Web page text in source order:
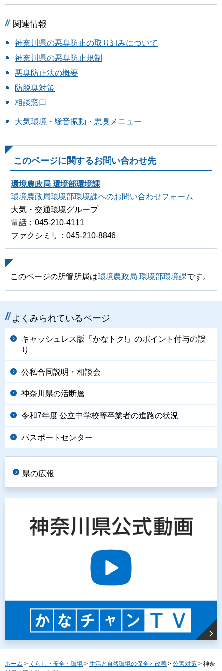
関連情報
神奈川県の悪臭防止の取り組みについて
神奈川県の悪臭防止規制
悪臭防止法の概要
防脱臭対策
相談窓口
大気環境・騒音振動・悪臭メニュー
このページに関するお問い合わせ先
環境農政局 環境部環境課
環境農政局環境部環境課へのお問い合わせフォーム
大気・交通環境グループ
電話：045-210-4111
ファクシミリ：045-210-8846
このページの所管所属は環境農政局 環境部環境課です。
よくみられているページ
キャッシュレス版「かなトク!」のポイント付与の誤
り
公私合同説明・相談会
神奈川県の活断層
令和7年度 公立中学校等卒業者の進路の状況
パスポートセンター
県の広報
ホーム > くらし・安全・環境 > 生活と自然環境の保全と改善 > 公害対策 > 神奈